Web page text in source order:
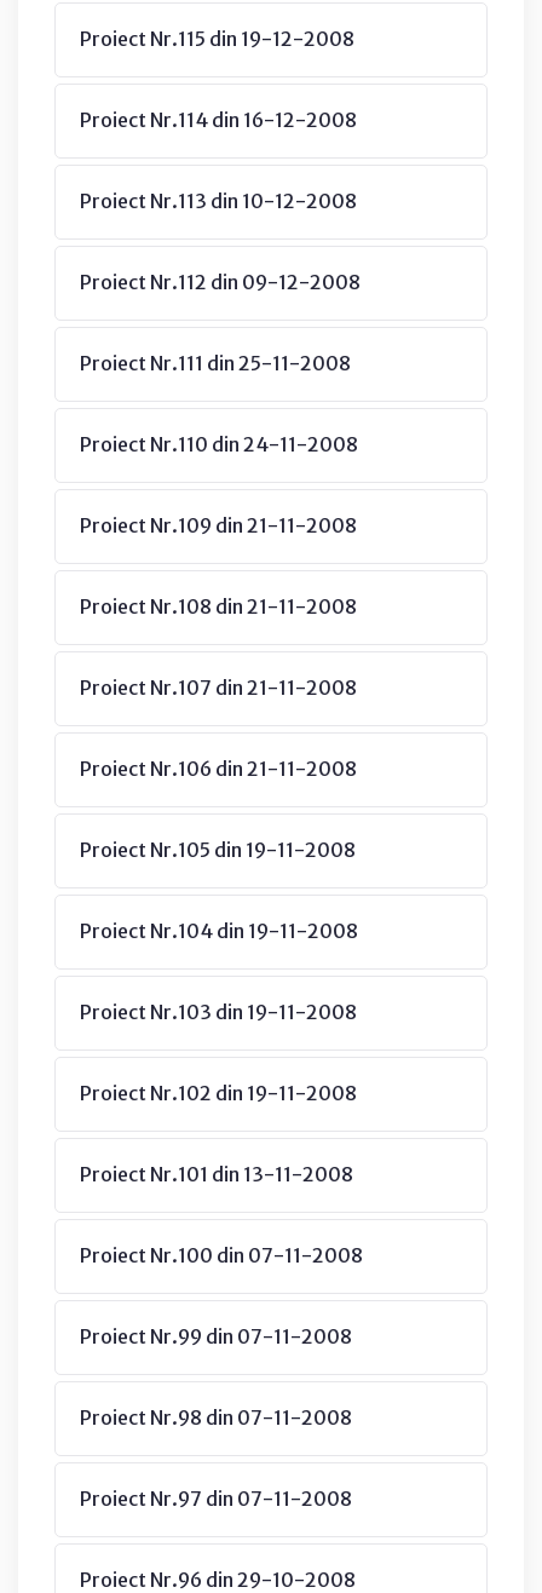
Proiect Nr.115 din 19-12-2008
Proiect Nr.114 din 16-12-2008
Proiect Nr.113 din 10-12-2008
Proiect Nr.112 din 09-12-2008
Proiect Nr.111 din 25-11-2008
Proiect Nr.110 din 24-11-2008
Proiect Nr.109 din 21-11-2008
Proiect Nr.108 din 21-11-2008
Proiect Nr.107 din 21-11-2008
Proiect Nr.106 din 21-11-2008
Proiect Nr.105 din 19-11-2008
Proiect Nr.104 din 19-11-2008
Proiect Nr.103 din 19-11-2008
Proiect Nr.102 din 19-11-2008
Proiect Nr.101 din 13-11-2008
Proiect Nr.100 din 07-11-2008
Proiect Nr.99 din 07-11-2008
Proiect Nr.98 din 07-11-2008
Proiect Nr.97 din 07-11-2008
Proiect Nr.96 din 29-10-2008